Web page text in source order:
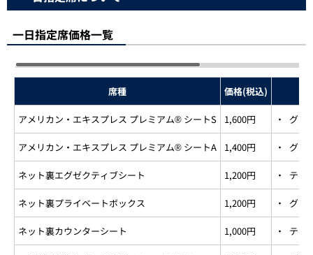
一日指定席価格一覧
席種 価格(税込)
アメリカン・エキスプレス プレミアム® シートS 1,600円 ・ グル
アメリカン・エキスプレス プレミアム® シートA 1,400円 ・ グル
ネット裏エグゼクティブシート 1,200円 ・ テー
ネット裏プライベートボックス 1,200円 ・ グル
ネット裏カウンターシート 1,000円 ・ テー